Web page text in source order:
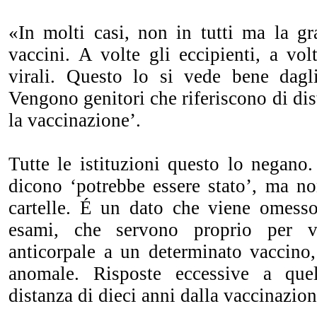
«In molti casi, non in tutti ma la
vaccini. A volte gli eccipienti, a
virali. Questo lo si vede bene
Vengono genitori che riferiscono di
la vaccinazione’.
Tutte le istituzioni questo lo
dicono ‘potrebbe essere stato’, ma
cartelle. É un dato che viene
esami, che servono proprio per
anticorpale a un determinato
anomale. Risposte eccessive a
distanza di dieci anni dalla